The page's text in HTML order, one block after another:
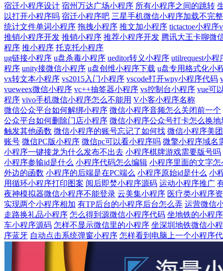
宿迁小程序设计 宿州万达广场小程序 所有小程序之间的跳转
以打开小程序吗 宿迁小程序吧 三星手机微信小程序加载不完整
统计文件单词小程序 拖拽小程序 推文加小程序 tictactoe小程序
推销小程序开发 推销小程序 推荐小程序开发 腾讯大王卡聊微
程序 推小程序 托克托小程序
ug链接小程序 u盘杀毒小程序 ueditor转义小程序 utilrequest小程
程序 unity接微信小程序 u盘创维小程序下载 u盘专用格式化小
vx转文本小程序 vs2015入门小程序 vscode打开wpy小程序代码
vueweex微信小程序 vc++抽签器小程序 vs控制台小程序 vue可
程序 vivo手机微信小程序怎么不能用 V小客小程序名称
微信公众平台如何解绑小程序 微信小程序音频怎么关闭前一个
公众平台如何删除门店小程序 微信小程序公众号打卡怎么换地
触发其他函数 微信小程序的账号忘记了如何找 微信小程序美
账号 微信PC版小程序 微信pc可以看小程序吗 微擎小程序域名
小程序一键接龙为什么发布不出去 小程序棋牌游戏需要版号吗
小程序参输id是什么 小程序代码怎么编辑 小程序里面的文字
外边的函数 小程序的后端是在PC端么 小程序原始id是什么 小
用循环小程序打印图案 阅后即焚小程序源码 运动小程序推广
夜神模拟器微信小程序不能登录 云美集小程序 医疗类小程序
实现两个小程序相加 有TP后台的小程序后台怎么弄 运营微信
走路换礼品小程序 怎么得到源微信小程序代码 坐地铁的小程序
车小程序源码 怎样不显示微信里的小程序 坐深圳地铁微信小
序蓝牙 自动点击系统弹窗小程序 怎样看到电脑上一个小程序